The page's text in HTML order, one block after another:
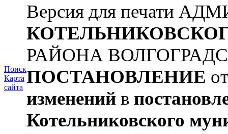
Поиск
Карта
сайта
Версия для печати
РАЙОНА
ПОСТАНОВЛЕНИЕ
изменений в
Котельниковского